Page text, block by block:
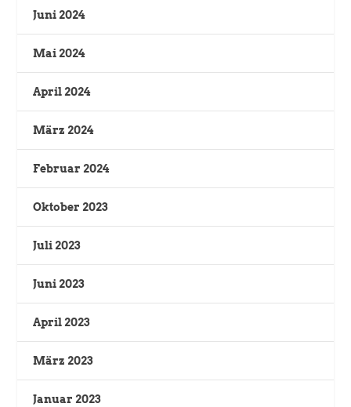
Juni 2024
Mai 2024
April 2024
März 2024
Februar 2024
Oktober 2023
Juli 2023
Juni 2023
April 2023
März 2023
Januar 2023